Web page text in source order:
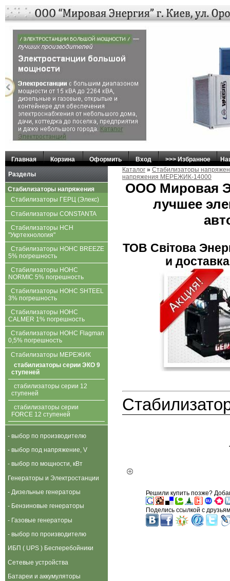
Главная Корзина Оформить Вход >>> Избранное
Каталог » Стабилизаторы
напряжения МЕРЕЖИК-14000
ООО Мировая
лучшее
ТОВ Свiтова
и
Решили купить позже?
'
Поделись ссылкой с
Разделы
Стабилизаторы напряжения
Стабилизаторы ГЕРЦ (Элекс)
Стабилизаторы CONSTANTA
Стабилизаторы НСН
"Укртехнология"
Стабилизаторы НОНС BREEZE
5% погрешность
Стабилизаторы НОНС
NORMIC 5% погрешность
Стабилизаторы НОНС SHTEEL
3% погрешность
Стабилизаторы НОНС
CALMER 1% погрешность
Стабилизаторы НОНС Flagman
0,5% погрешность
Стабилизаторы МЕРЕЖИК
стабилизаторы серии ЭКО 9
ступеней
стабилизаторы серии 12
ступеней
стабилизаторы серии
FORCE 12 ступеней
- выбор по производителю
- выбор под напряжение, V
- выбор по мощности, кВт
Генераторы и Электростанции
- Дизельные генераторы
- Бензиновые генераторы
- Газовые генераторы
- выбор по производителю
ИБП ( UPS ) Бесперебойники
Сетевые устройства
Батареи и аккумуляторы